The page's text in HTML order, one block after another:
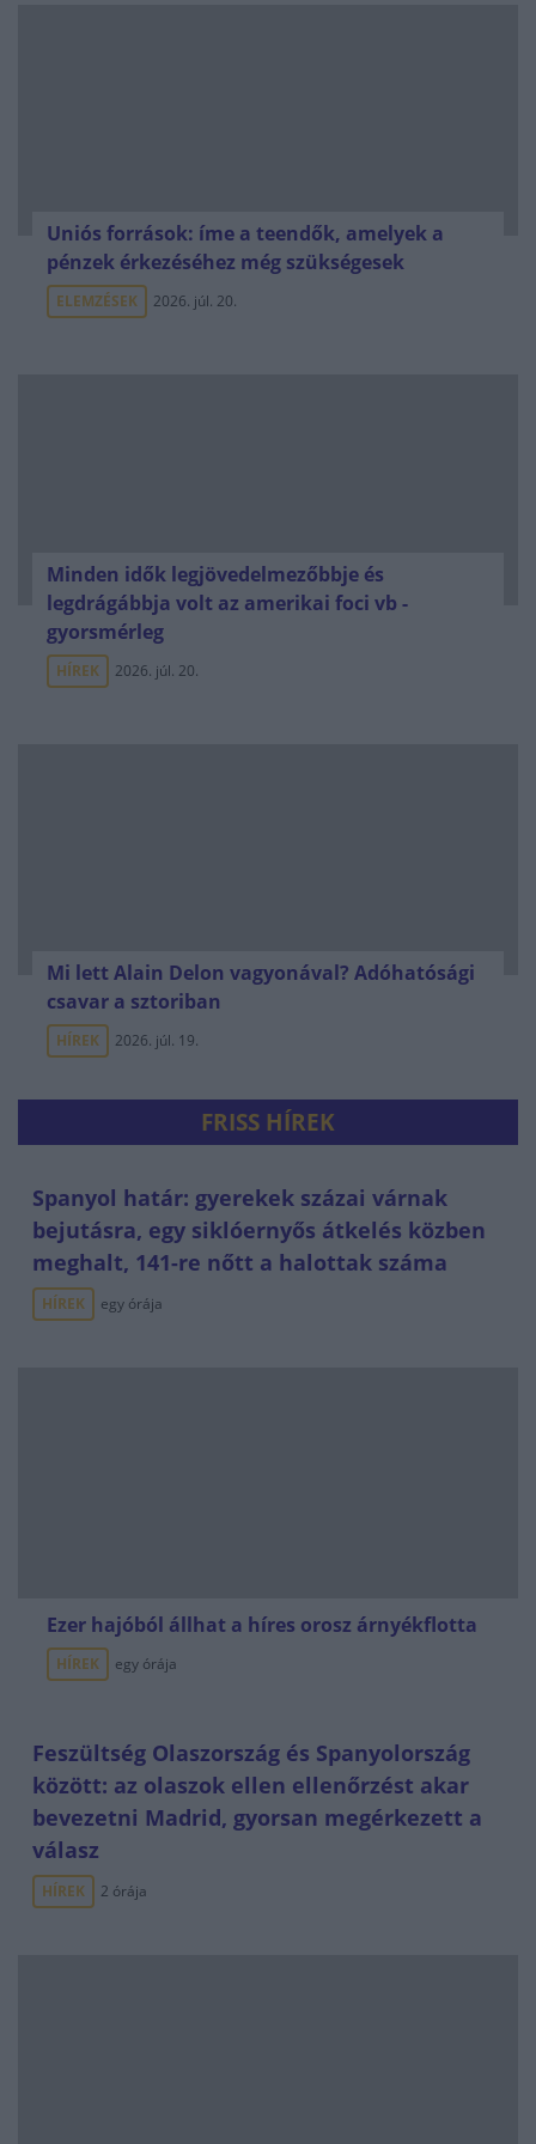
Uniós források: íme a teendők, amelyek a
pénzek érkezéséhez még szükségesek
ELEMZÉSEK 2026. júl. 20.
Minden idők legjövedelmezőbbje és
legdrágábbja volt az amerikai foci vb -
gyorsmérleg
HÍREK 2026. júl. 20.
Mi lett Alain Delon vagyonával? Adóhatósági
csavar a sztoriban
HÍREK 2026. júl. 19.
FRISS HÍREK
Spanyol határ: gyerekek százai várnak
bejutásra, egy siklóernyős átkelés közben
meghalt, 141-re nőtt a halottak száma
HÍREK egy órája
Ezer hajóból állhat a híres orosz árnyékflotta
HÍREK egy órája
Feszültség Olaszország és Spanyolország
között: az olaszok ellen ellenőrzést akar
bevezetni Madrid, gyorsan megérkezett a
válasz
HÍREK 2 órája